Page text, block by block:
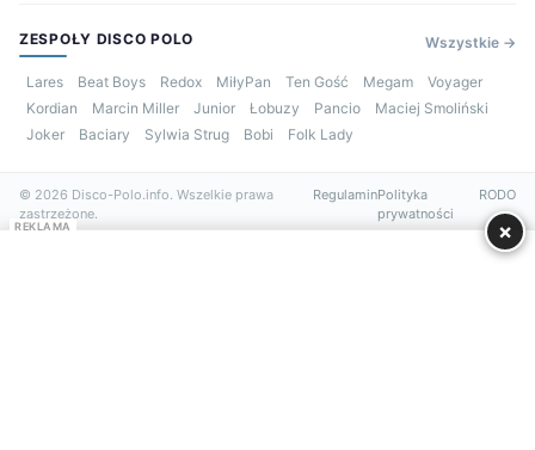
ZESPOŁY DISCO POLO Wszystkie →
Lares Beat Boys Redox MiłyPan Ten Gość Megam
Voyager
Kordian
Marcin Miller Junior Łobuzy Pancio
Maciej Smoliński
Joker
Baciary Sylwia Strug Bobi Folk Lady
© 2026 Disco-Polo.info. Wszelkie prawa
zastrzeżone.
RegulaminPolityka
prywatności
RODO
REKLAMA ×